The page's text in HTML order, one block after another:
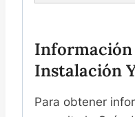
Información
Instalación
Para obtener